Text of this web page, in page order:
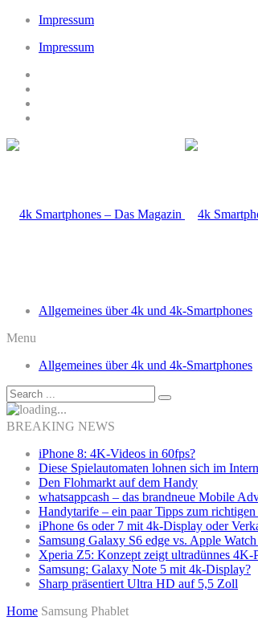
Impressum
Impressum
Allgemeines über 4k und 4k-Smartphones
Menu
Allgemeines über 4k und 4k-Smartphones
BREAKING NEWS
iPhone 8: 4K-Videos in 60fps?
Diese Spielautomaten lohnen sich im
Den Flohmarkt auf dem Handy
whatsappcash – das brandneue Mobile
Handytarife – ein paar Tipps zum
iPhone 6s oder 7 mit 4k-Display oder
Samsung Galaxy S6 edge vs. Apple
Xperia Z5: Konzept zeigt ultradünnes 4K-
Samsung: Galaxy Note 5 mit 4k-Display?
Sharp präsentiert Ultra HD auf 5,5 Zoll
Home Samsung Phablet